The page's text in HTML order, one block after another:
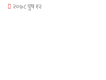
२०७८ पुष १२